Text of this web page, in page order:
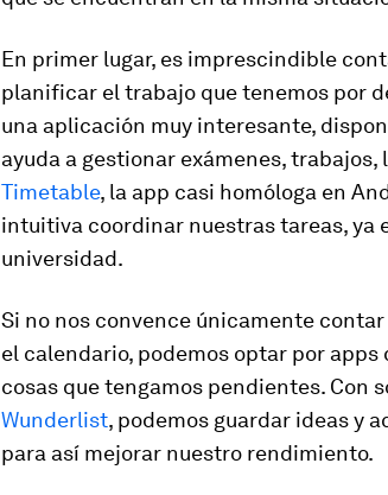
En primer lugar, es imprescindible
planificar el trabajo que tenemos por
una aplicación muy interesante,
ayuda a gestionar exámenes,
Timetable, la app casi homóloga en
intuitiva coordinar nuestras tareas, ya
universidad.
Si no nos convence únicamente
el calendario, podemos optar por apps
cosas que tengamos pendientes. Con
Wunderlist, podemos guardar ideas y
para así mejorar nuestro rendimiento.